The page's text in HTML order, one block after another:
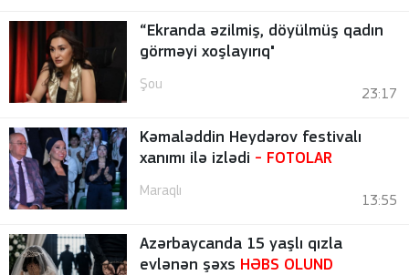
“Ekranda əzilmiş, döyülmüş qadın
görməyi xoşlayırıq"
Şou
23:17
Kəmaləddin Heydərov festivalı
xanımı ilə izlədi - FOTOLAR
Maraqlı
13:55
Azərbaycanda 15 yaşlı qızla
evlənən şəxs HƏBS OLUND